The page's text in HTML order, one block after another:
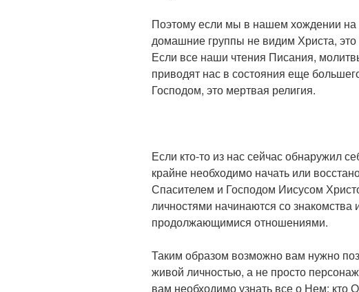
Поэтому если мы в нашем хождении на
домашние группы не видим Христа,
Если все наши чтения Писания,
приводят нас в состояния еще
Господом, это мертвая религия.
Если кто-то из нас сейчас обнаружил
крайне необходимо начать или
Спасителем и Господом Иисусом
личностями начинаются со
продолжающимися отношениями.
Таким образом возможно вам нужно
живой личностью, а не просто
вам необходимо узнать все о Нем: кто